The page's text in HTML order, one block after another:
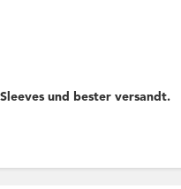
und bester versandt.